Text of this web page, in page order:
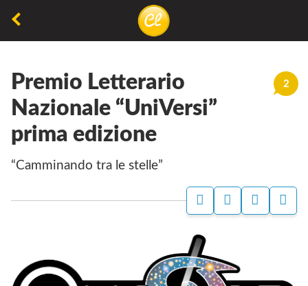
non
permette
camminare,
ma
2
Premio Letterario
Nazionale “UniVersi”
prima edizione
“Camminando tra le stelle”